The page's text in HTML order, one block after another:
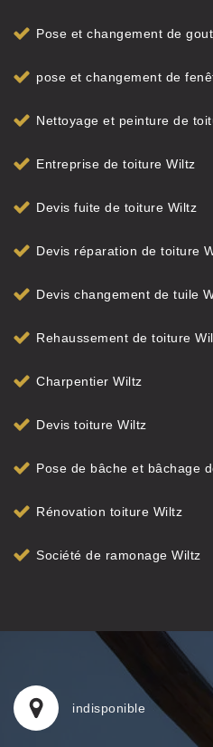
Pose et changement de
pose et changement de
Nettoyage et peinture de
Entreprise de toiture Wiltz
Devis fuite de toiture Wiltz
Devis réparation de toiture
Devis changement de tuile
Rehaussement de toiture
Charpentier Wiltz
Devis toiture Wiltz
Pose de bâche et bâchage
Rénovation toiture Wiltz
Société de ramonage Wiltz
indisponible